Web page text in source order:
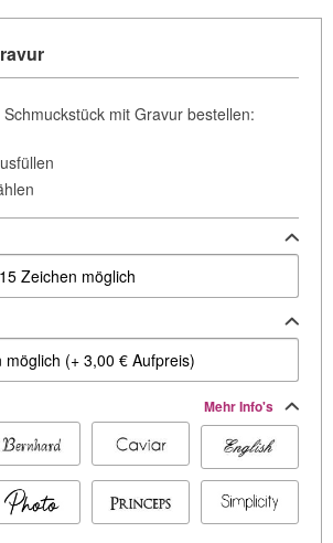
mit Gravur bestellen:
Mehr Info's